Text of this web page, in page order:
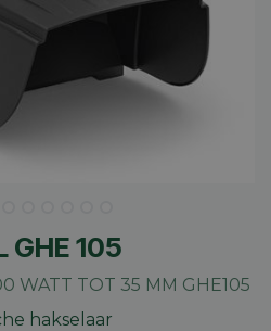
GHE 105
WATT TOT 35 MM GHE105
hakselaar